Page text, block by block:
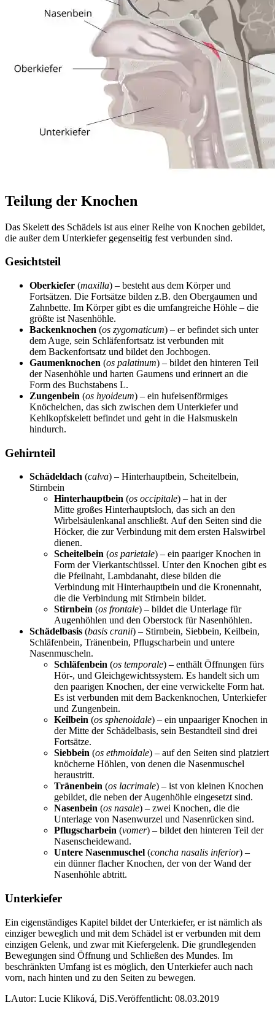
Teilung der Knochen
Das Skelett des Schädels ist aus einer Reihe von Knochen gebildet,
die außer dem Unterkiefer gegenseitig fest verbunden sind.
Gesichtsteil
Oberkiefer (maxilla) – besteht aus dem Körper und
Fortsätzen. Die Fortsätze bilden z.B. den Obergaumen und
Zahnbette. Im Körper gibt es die umfangreiche Höhle – die
größte ist Nasenhöhle.
Backenknochen (os zygomaticum) – er befindet sich unter
dem Auge, sein Schläfenfortsatz ist verbunden mit
dem Backenfortsatz und bildet den Jochbogen.
Gaumenknochen (os palatinum) – bildet den hinteren Teil
der Nasenhöhle und harten Gaumens und erinnert an die
Form des Buchstabens L.
Zungenbein (os hyoideum) – ein hufeisenförmiges
Knöchelchen, das sich zwischen dem Unterkiefer und
Kehlkopfskelett befindet und geht in die Halsmuskeln
hindurch.
Gehirnteil
Schädeldach (calva) – Hinterhauptbein, Scheitelbein,
Stirnbein
Hinterhauptbein (os occipitale) – hat in der
Mitte großes Hinterhauptsloch, das sich an den
Wirbelsäulenkanal anschließt. Auf den Seiten sind die
Höcker, die zur Verbindung mit dem ersten Halswirbel
dienen.
Scheitelbein (os parietale) – ein paariger Knochen in
Form der Vierkantschüssel. Unter den Knochen gibt es
die Pfeilnaht, Lambdanaht, diese bilden die
Verbindung mit Hinterhauptbein und die Kronennaht,
die die Verbindung mit Stirnbein bildet.
Stirnbein (os frontale) – bildet die Unterlage für
Augenhöhlen und den Oberstock für Nasenhöhlen.
Schädelbasis (basis cranii) – Stirnbein, Siebbein, Keilbein,
Schläfenbein, Tränenbein, Pflugscharbein und untere
Nasenmuscheln.
Schläfenbein (os temporale) – enthält Öffnungen fürs
Hör-, und Gleichgewichtssystem. Es handelt sich um
den paarigen Knochen, der eine verwickelte Form hat.
Es ist verbunden mit dem Backenknochen, Unterkiefer
und Zungenbein.
Keilbein (os sphenoidale) – ein unpaariger Knochen in
der Mitte der Schädelbasis, sein Bestandteil sind drei
Fortsätze.
Siebbein (os ethmoidale) – auf den Seiten sind platziert
knöcherne Höhlen, von denen die Nasenmuschel
heraustritt.
Tränenbein (os lacrimale) – ist von kleinen Knochen
gebildet, die neben der Augenhöhle eingesetzt sind.
Nasenbein (os nasale) – zwei Knochen, die die
Unterlage von Nasenwurzel und Nasenrücken sind.
Pflugscharbein (vomer) – bildet den hinteren Teil der
Nasenscheidewand.
Untere Nasenmuschel (concha nasalis inferior) –
ein dünner flacher Knochen, der von der Wand der
Nasenhöhle abtritt.
Unterkiefer
Ein eigenständiges Kapitel bildet der Unterkiefer, er ist nämlich als
einziger beweglich und mit dem Schädel ist er verbunden mit dem
einzigen Gelenk, und zwar mit Kiefergelenk. Die grundlegenden
Bewegungen sind Öffnung und Schließen des Mundes. Im
beschränkten Umfang ist es möglich, den Unterkiefer auch nach
vorn, nach hinten und zu den Seiten zu bewegen.
LAutor: Lucie Kliková, DiS.Veröffentlicht: 08.03.2019